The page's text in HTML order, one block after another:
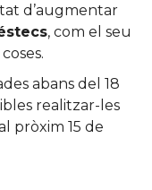
d’augmentar
, com el seu
abans del 18
realitzar-les
pròxim 15 de